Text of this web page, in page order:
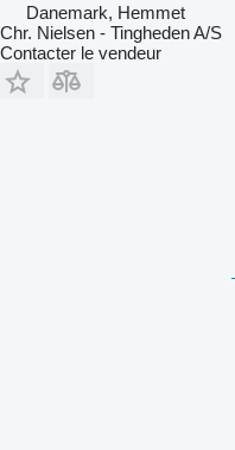
Danemark, Hemmet
Chr. Nielsen - Tingheden A/S
Contacter le vendeur